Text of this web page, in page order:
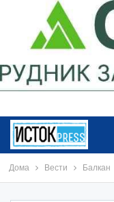
Дома Вести Балкан